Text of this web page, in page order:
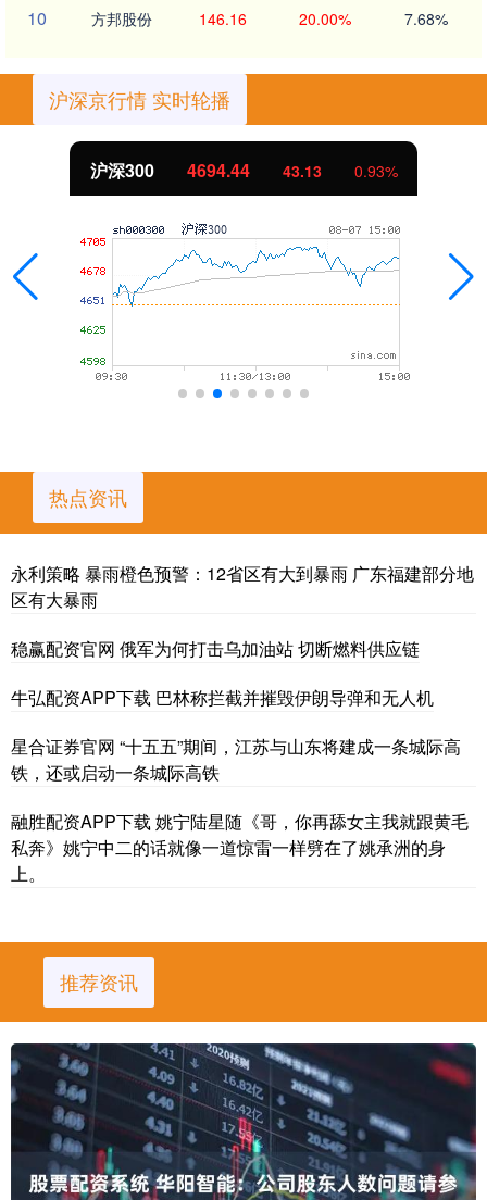
10 方邦股份 146.16 20.00% 7.68%
沪深京行情 实时轮播
北证50 1134.24 11.37 1.01%
热点资讯
永利策略 暴雨橙色预警：12省区有大到暴雨 广东福建部分地
区有大暴雨
稳赢配资官网 俄军为何打击乌加油站 切断燃料供应链
牛弘配资APP下载 巴林称拦截并摧毁伊朗导弹和无人机
星合证券官网 “十五五”期间，江苏与山东将建成一条城际高
铁，还或启动一条城际高铁
融胜配资APP下载 姚宁陆星随《哥，你再舔女主我就跟黄毛
私奔》姚宁中二的话就像一道惊雷一样劈在了姚承洲的身
上。
推荐资讯